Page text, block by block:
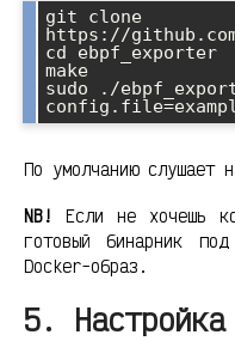
git clone
https://
cd ebpf_exporter
make
sudo ./
По умолчанию слушает
NB!
Если не хочешь
готовый бинарник
Docker-образ.
5. Настройка